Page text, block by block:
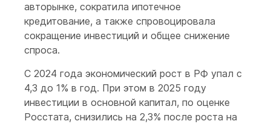
авторынке, сократила ипотечное
кредитование, а также спровоцировала
сокращение инвестиций и общее снижение
спроса.
С 2024 года экономический рост в РФ упал с
4,3 до 1% в год. При этом в 2025 году
инвестиции в основной капитал, по оценке
Росстата, снизились на 2,3% после роста на